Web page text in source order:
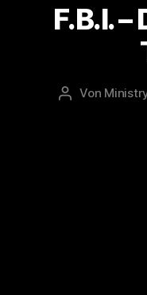
F.B.I.
Beitragsautor
Von